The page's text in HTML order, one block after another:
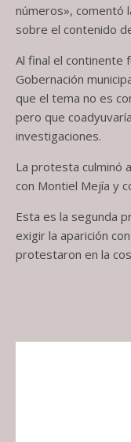
números», comentó
sobre el contenido
Al final el continente
Gobernación
que el tema no es
pero que
investigaciones.
La protesta culminó
con Montiel Mejía y
Esta es la segunda
exigir la aparición
protestaron en la